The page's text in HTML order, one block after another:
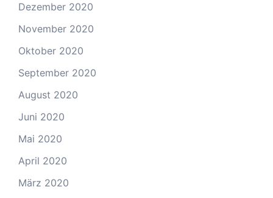
Dezember 2020
November 2020
Oktober 2020
September 2020
August 2020
Juni 2020
Mai 2020
April 2020
März 2020